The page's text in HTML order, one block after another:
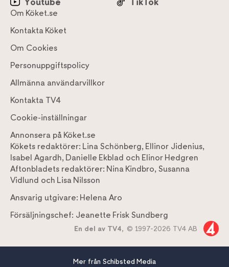
Om Köket.se
Kontakta Köket
Om Cookies
Personuppgiftspolicy
Allmänna användarvillkor
Kontakta TV4
Cookie-inställningar
Annonsera på Köket.se
Kökets redaktörer: Lina Schönberg, Ellinor Jidenius,
Isabel Agardh, Danielle Ekblad och Elinor Hedgren
Aftonbladets redaktörer: Nina Kindbro, Susanna
Vidlund och Lisa Nilsson
Ansvarig utgivare: Helena Aro
Försäljningschef: Jeanette Frisk Sundberg
En del av TV4, © 1997-2026 TV4 AB
Mer från Schibsted Media